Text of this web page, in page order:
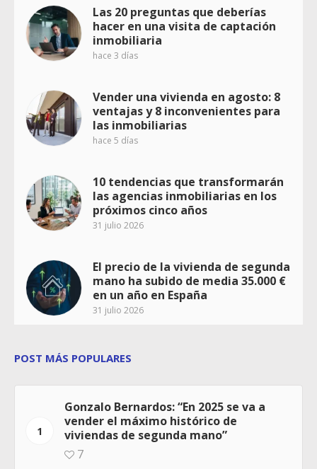
Las 20 preguntas que deberías
hacer en una visita de captación
inmobiliaria
hace 3 días
Vender una vivienda en agosto: 8
ventajas y 8 inconvenientes para
las inmobiliarias
hace 5 días
10 tendencias que transformarán
las agencias inmobiliarias en los
próximos cinco años
31 julio 2026
El precio de la vivienda de segunda
mano ha subido de media 35.000 €
en un año en España
31 julio 2026
POST MÁS POPULARES
1
Gonzalo Bernardos: “En 2025 se va a
vender el máximo histórico de
viviendas de segunda mano”
7